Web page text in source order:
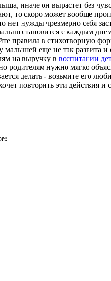
иначе он вырастет без
то скоро может вообще
нет нужды чрезмерно себя
становится с каждым днем
правила в стихотворную
малышей еще не так развита и
на выручку в воспитании
родителям нужно мягко
делать - возьмите его
повторить эти действия и